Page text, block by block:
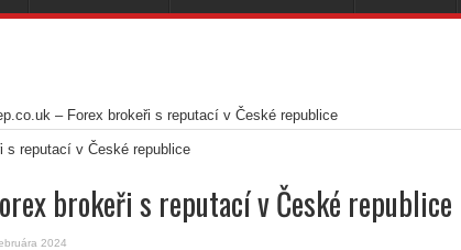
– Forex brokeři s reputací v České republice
brokeři s reputací v České republice
2024